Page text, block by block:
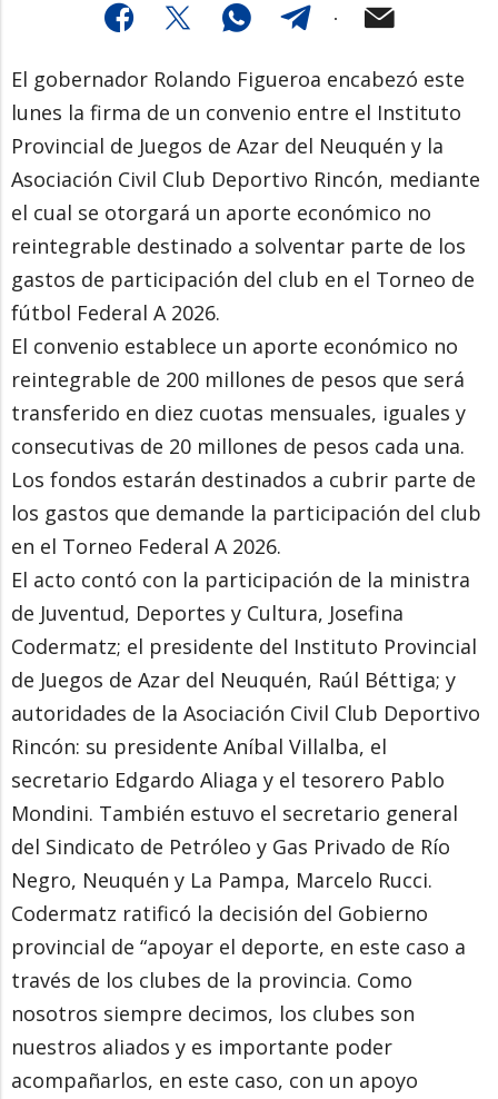
El gobernador Rolando Figueroa encabezó este
lunes la firma de un convenio entre el Instituto
Provincial de Juegos de Azar del Neuquén y la
Asociación Civil Club Deportivo Rincón, mediante
el cual se otorgará un aporte económico no
reintegrable destinado a solventar parte de los
gastos de participación del club en el Torneo de
fútbol Federal A 2026.
El convenio establece un aporte económico no
reintegrable de 200 millones de pesos que será
transferido en diez cuotas mensuales, iguales y
consecutivas de 20 millones de pesos cada una.
Los fondos estarán destinados a cubrir parte de
los gastos que demande la participación del club
en el Torneo Federal A 2026.
El acto contó con la participación de la ministra
de Juventud, Deportes y Cultura, Josefina
Codermatz; el presidente del Instituto Provincial
de Juegos de Azar del Neuquén, Raúl Béttiga; y
autoridades de la Asociación Civil Club Deportivo
Rincón: su presidente Aníbal Villalba, el
secretario Edgardo Aliaga y el tesorero Pablo
Mondini. También estuvo el secretario general
del Sindicato de Petróleo y Gas Privado de Río
Negro, Neuquén y La Pampa, Marcelo Rucci.
Codermatz ratificó la decisión del Gobierno
provincial de “apoyar el deporte, en este caso a
través de los clubes de la provincia. Como
nosotros siempre decimos, los clubes son
nuestros aliados y es importante poder
acompañarlos, en este caso, con un apoyo